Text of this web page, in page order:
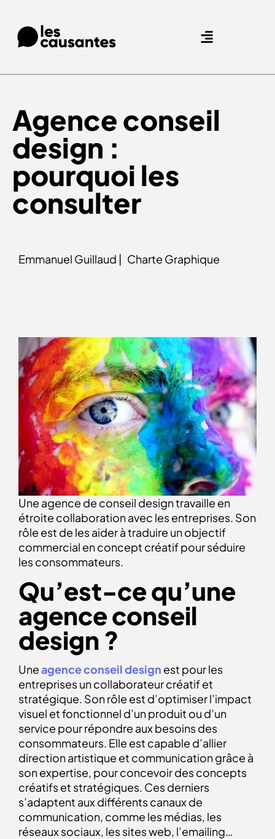
Agence conseil
design :
pourquoi les
consulter
Emmanuel Guillaud | Charte Graphique
Une agence de conseil design travaille en
étroite collaboration avec les entreprises. Son
rôle est de les aider à traduire un objectif
commercial en concept créatif pour séduire
les consommateurs.
Qu’est-ce qu’une
agence conseil
design ?
Uneagence conseil design est pour les
entreprises un collaborateur créatif et
stratégique. Son rôle est d’optimiser l’impact
visuel et fonctionnel d’un produit ou d’un
service pour répondre aux besoins des
consommateurs. Elle est capable d’allier
direction artistique et communication grâce à
son expertise, pour concevoir des concepts
créatifs et stratégiques. Ces derniers
s’adaptent aux différents canaux de
communication, comme les médias, les
réseaux sociaux, les sites web, l’emailing…